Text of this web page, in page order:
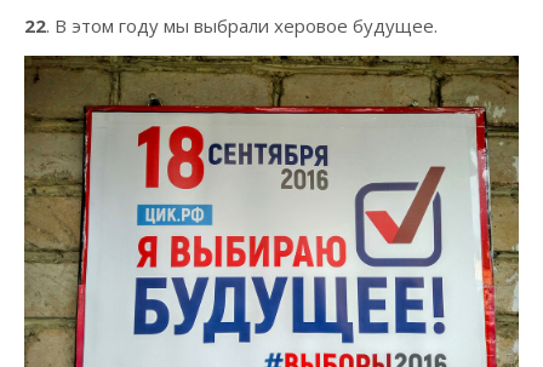
22. В этом году мы выбрали херовое будущее.